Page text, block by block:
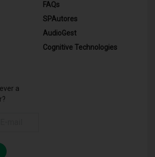
FAQs
SPAutores
AudioGest
Cognitive Technologies
a